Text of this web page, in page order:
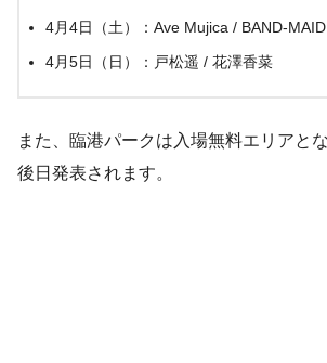
4月4日（土）：Ave Mujica / BAND-
4月5日（日）：戸松遥 / 花澤香菜
また、臨港パークは入場無料エリアと
後日発表されます。